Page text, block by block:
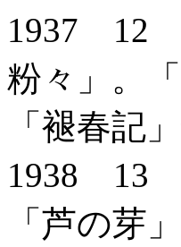
1937 12
粉々」。
「褪春記
1938 13
「芦の芽